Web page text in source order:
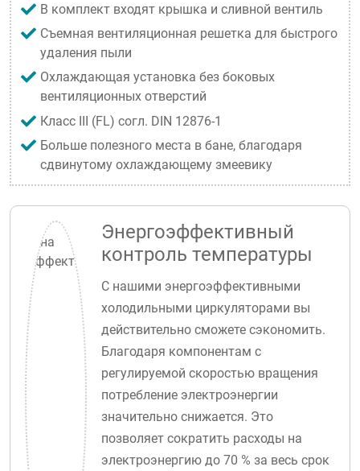
Энергоэффективный
контроль температуры
С нашими энергоэффективными
холодильными циркуляторами вы
действительно сможете сэкономить.
Благодаря компонентам с
регулируемой скоростью вращения
потребление электроэнергии
значительно снижается. Это
позволяет сократить расходы на
электроэнергию до 70 % за весь срок
В комплект входят крышка и сливной вентиль
Съемная вентиляционная решетка для быстрого
удаления пыли
Охлаждающая установка без боковых
вентиляционных отверстий
Класс III (FL) согл. DIN 12876-1
Больше полезного места в бане, благодаря
сдвинутому охлаждающему змеевику